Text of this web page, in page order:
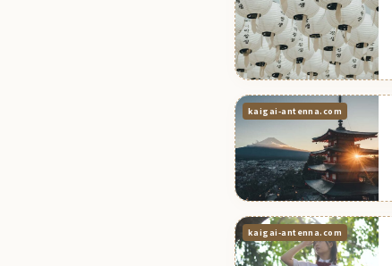
kaigai-antenna.com
kaigai-antenna.com